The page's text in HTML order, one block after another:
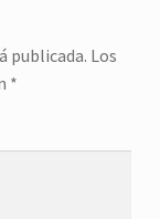
publicada. Los
*